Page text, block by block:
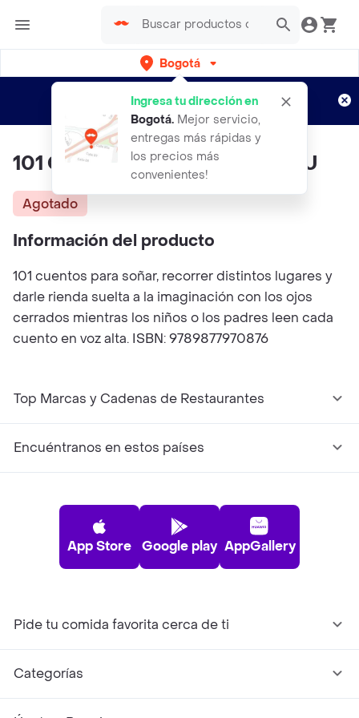
Bogotá
Ingresa tu dirección en
Bogotá. Mejor servicio,
entregas más rápidas y
los precios más
convenientes!
envíos gratis por semanas
Aplican TyC
101 Cuentos Magicos Guadal 1 U
Agotado
Información del producto
101 cuentos para soñar, recorrer distintos lugares y
darle rienda suelta a la imaginación con los ojos
cerrados mientras los niños o los padres leen cada
cuento en voz alta. ISBN: 9789877970876
Top Marcas y Cadenas de Restaurantes
Encuéntranos en estos países
App Store Google play AppGallery
Pide tu comida favorita cerca de ti
Categorías